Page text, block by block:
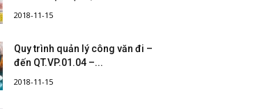
2018-11-15
Quy trình quản lý công văn đi –
đến QT.VP.01.04 –...
2018-11-15